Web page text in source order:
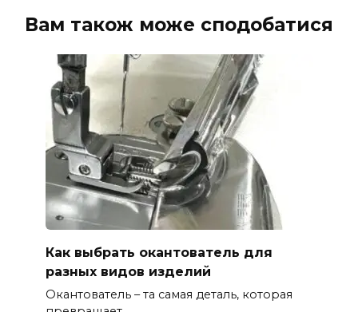
Вам також може сподобатися
Как выбрать окантователь для
разных видов изделий
Окантователь – та самая деталь, которая